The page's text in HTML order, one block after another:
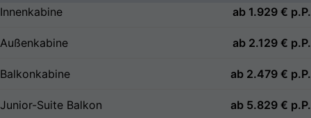
Innenkabine ab 1.929 € p.P.
Außenkabine ab 2.129 € p.P.
Balkonkabine ab 2.479 € p.P.
Junior-Suite Balkon ab 5.829 € p.P.